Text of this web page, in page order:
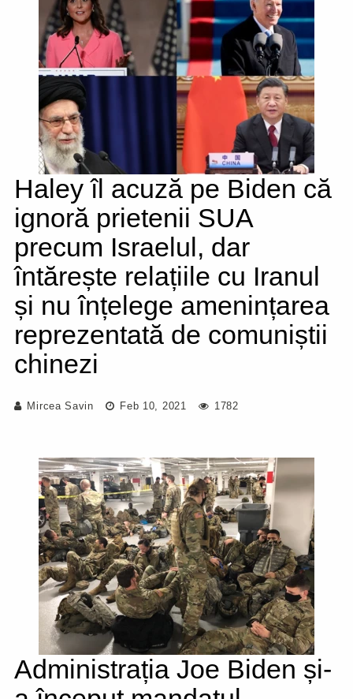
Haley îl acuză pe Biden că
ignoră prietenii SUA
precum Israelul, dar
întărește relațiile cu Iranul
și nu înțelege amenințarea
reprezentată de comuniștii
chinezi
Mircea Savin Feb 10, 2021 1782
Administrația Joe Biden și-